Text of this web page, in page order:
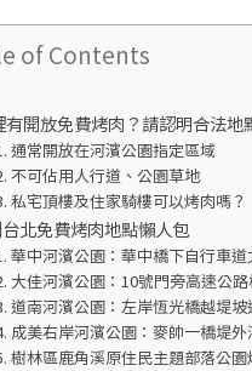
of Contents
有開放免費烤肉？請認明合法地
通常開放在河濱公園指定區域
不可佔用人行道、公園草地
私宅頂樓及住家騎樓可以烤肉嗎？
北免費烤肉地點懶人包
華中河濱公園：華中橋下自行車
大佳河濱公園：10號門旁高速公
道南河濱公園：左岸恆光橋越堤
成美右岸河濱公園：麥帥一橋堤
樹林區鹿角溪原住民主題部落公